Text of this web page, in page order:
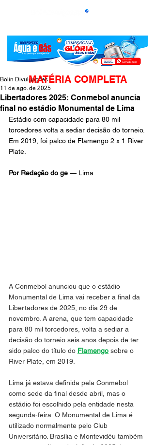
Libertadores 2025: Conmebol anuncia
final no estádio Monumental de Lima
Bolin Divulgações
11 de ago. de 2025
Estádio com capacidade para 80 mil
torcedores volta a sediar decisão do torneio.
Em 2019, foi palco de Flamengo 2 x 1 River
Plate.
Por Redação do ge — Lima
A Conmebol anunciou que o estádio
Monumental de Lima vai receber a final da
Libertadores de 2025, no dia 29 de
novembro. A arena, que tem capacidade
para 80 mil torcedores, volta a sediar a
decisão do torneio seis anos depois de ter
sido palco do título do Flamengo sobre o
River Plate, em 2019.
Lima já estava definida pela Conmebol
como sede da final desde abril, mas o
estádio foi escolhido pela entidade nesta
segunda-feira. O Monumental de Lima é
utilizado normalmente pelo Club
Universitário. Brasília e Montevidéu também
MATÉRIA COMPLETA